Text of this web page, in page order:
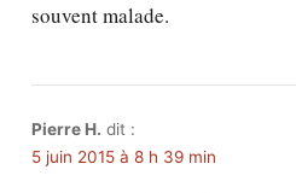
souvent malade.
Pierre H. dit :
5 juin 2015 à 8 h 39 min